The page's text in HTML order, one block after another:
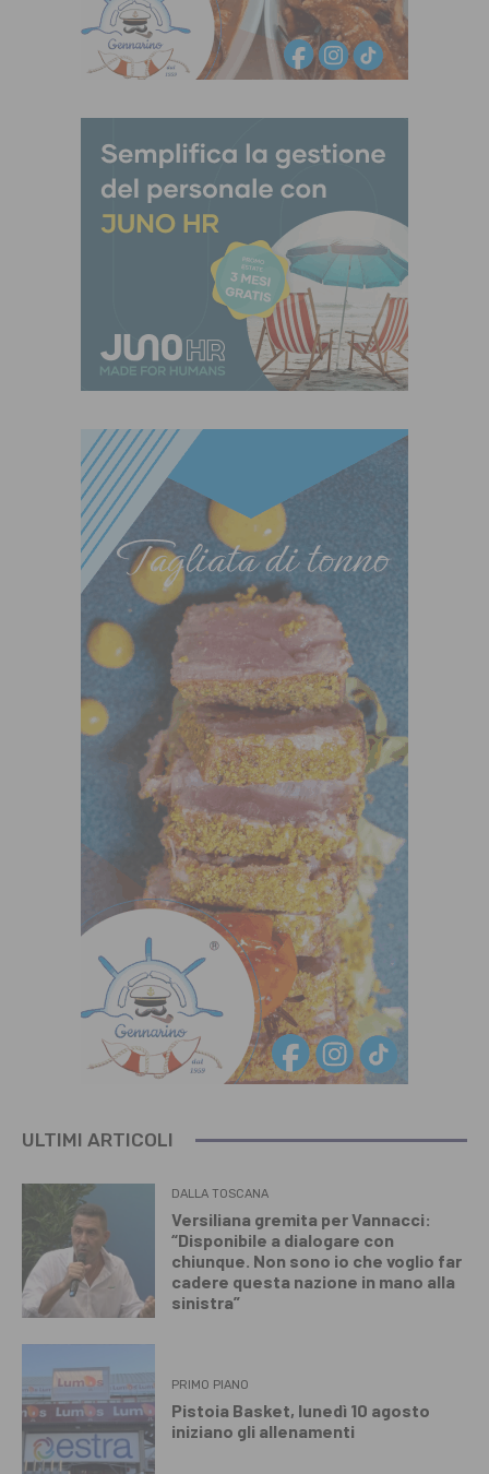
ULTIMI ARTICOLI
DALLA TOSCANA
Versiliana gremita per Vannacci:
“Disponibile a dialogare con
chiunque. Non sono io che voglio far
cadere questa nazione in mano alla
sinistra”
PRIMO PIANO
Pistoia Basket, lunedì 10 agosto
iniziano gli allenamenti